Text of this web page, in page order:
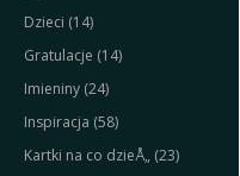
Dzieci (14)
Gratulacje (14)
Imieniny (24)
Inspiracja (58)
Kartki na co dzieÅ„ (23)